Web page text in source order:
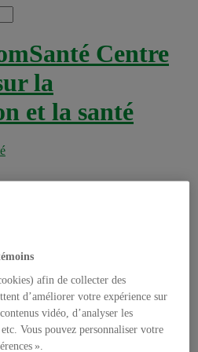
Centre
la
et la santé
de marche
programme de
afin de collecter des
d’améliorer votre expérience sur
vidéo, d’analyser les
Vous pouvez personnaliser votre
».